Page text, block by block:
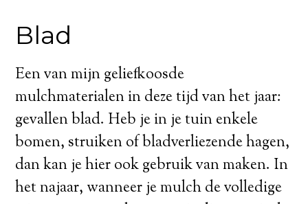
Blad
Een van mijn geliefkoosde
mulchmaterialen in deze tijd van het jaar:
gevallen blad. Heb je in je tuin enkele
bomen, struiken of bladverliezende hagen,
dan kan je hier ook gebruik van maken. In
het najaar, wanneer je mulch de volledige